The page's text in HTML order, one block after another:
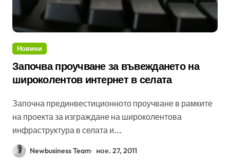
Новини
Започва проучване за въвеждането на
широколентов интернет в селата
Започна прединвестиционното проучване в рамките
на проекта за изграждане на широколентова
инфраструктура в селата и...
Newbusiness Team ное. 27, 2011